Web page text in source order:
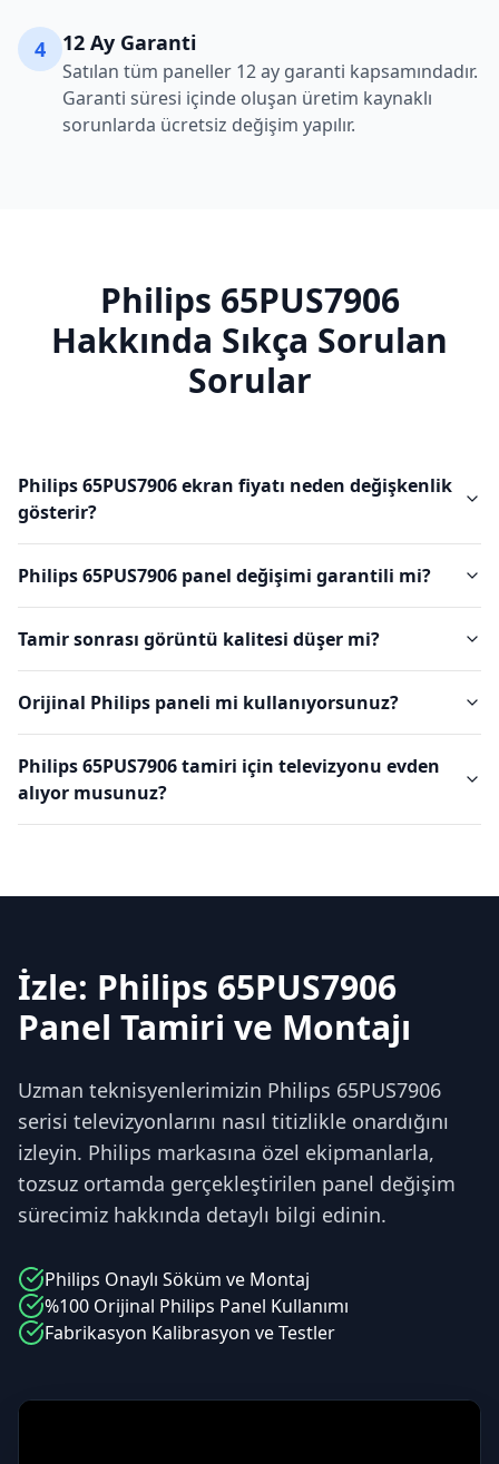
4 12 Ay Garanti
Satılan tüm paneller 12 ay garanti kapsamındadır.
Garanti süresi içinde oluşan üretim kaynaklı
sorunlarda ücretsiz değişim yapılır.
Philips 65PUS7906
Hakkında Sıkça Sorulan
Sorular
Philips 65PUS7906 ekran fiyatı neden değişkenlik
gösterir?
Philips 65PUS7906 panel değişimi garantili mi?
Tamir sonrası görüntü kalitesi düşer mi?
Orijinal Philips paneli mi kullanıyorsunuz?
Philips 65PUS7906 tamiri için televizyonu evden
alıyor musunuz?
İzle: Philips 65PUS7906
Panel Tamiri ve Montajı
Uzman teknisyenlerimizin Philips 65PUS7906
serisi televizyonlarını nasıl titizlikle onardığını
izleyin. Philips markasına özel ekipmanlarla,
tozsuz ortamda gerçekleştirilen panel değişim
sürecimiz hakkında detaylı bilgi edinin.
Philips Onaylı Söküm ve Montaj
%100 Orijinal Philips Panel Kullanımı
Fabrikasyon Kalibrasyon ve Testler